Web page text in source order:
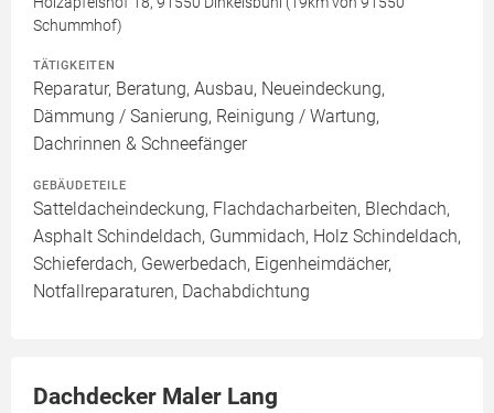
Schummhof)
TÄTIGKEITEN
Reparatur, Beratung, Ausbau, Neueindeckung,
Dämmung / Sanierung, Reinigung / Wartung,
Dachrinnen & Schneefänger
GEBÄUDETEILE
Satteldacheindeckung, Flachdacharbeiten, Blechdach,
Asphalt Schindeldach, Gummidach, Holz Schindeldach,
Schieferdach, Gewerbedach, Eigenheimdächer,
Notfallreparaturen, Dachabdichtung
Dachdecker Maler Lang